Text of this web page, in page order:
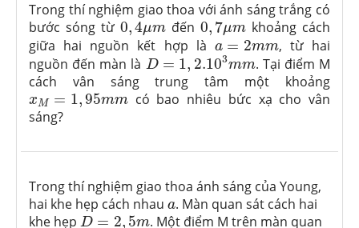
Trong thí nghiệm giao thoa với ánh sáng trắng có
bước sóng từ 0,4μm
0,4μm đến 0, 7μm
0,7μm khoảng cách
giữa hai nguồn kết hợp là
a = 2mm
a=2 mm , từ hai
nguồn đến màn là D = 1, 2.103mm
D=1,2.103mm . Tại điểm M
cách vân sáng trung tâm một khoảng
xM = 1,95mm
xM=1 ,95mm
có bao nhiêu bức xạ cho vân
sáng?
Trong thí nghiệm giao thoa ánh sáng của Young,
hai khe hẹp cách nhau a
a. Màn quan sát cách hai
khe hẹp D = 2, 5m
D= 2,5m
. Một điểm M trên màn quan